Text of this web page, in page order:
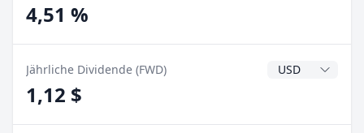
4,51 %
Jährliche Dividende (FWD)
1,12 $